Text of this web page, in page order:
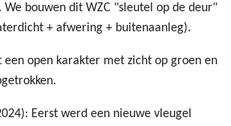
We bouwen dit WZC "sleutel op de deur"
+ afwering + buitenaanleg).
een open karakter met zicht op groen en
Eerst werd een nieuwe vleugel